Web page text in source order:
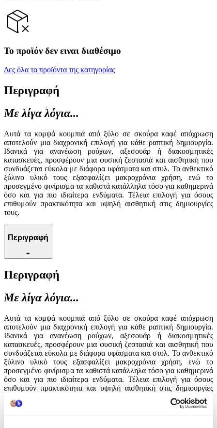
Το προϊόν δεν ειναι διαθέσιμο
Δες όλα τα προϊόντα της κατηγορίας
Περιγραφή
Με λίγα λόγια...
Αυτά τα κομψά κουμπιά από ξύλο σε σκούρα καφέ απόχρωση
αποτελούν μια διαχρονική επιλογή για κάθε ραπτική δημιουργία.
Ιδανικά για ανανέωση ρούχων, αξεσουάρ ή διακοσμητικές
κατασκευές, προσφέρουν μια φυσική ζεστασιά και αισθητική που
συνδυάζεται εύκολα με διάφορα υφάσματα και στυλ. Το ανθεκτικό
ξύλινο υλικό τους εξασφαλίζει μακροχρόνια χρήση, ενώ το
προσεγμένο φινίρισμα τα καθιστά κατάλληλα τόσο για καθημερινά
όσο και για πιο ιδιαίτερα ενδύματα. Τέλεια επιλογή για όσους
επιθυμούν πρακτικότητα και υψηλή αισθητική στις δημιουργίες
τους.
Περιγραφή
+
Περιγραφή
Με λίγα λόγια...
Αυτά τα κομψά κουμπιά από ξύλο σε σκούρα καφέ απόχρωση
αποτελούν μια διαχρονική επιλογή για κάθε ραπτική δημιουργία.
Ιδανικά για ανανέωση ρούχων, αξεσουάρ ή διακοσμητικές
κατασκευές, προσφέρουν μια φυσική ζεστασιά και αισθητική που
συνδυάζεται εύκολα με διάφορα υφάσματα και στυλ. Το ανθεκτικό
ξύλινο υλικό τους εξασφαλίζει μακροχρόνια χρήση, ενώ το
προσεγμένο φινίρισμα τα καθιστά κατάλληλα τόσο για καθημερινά
όσο και για πιο ιδιαίτερα ενδύματα. Τέλεια επιλογή για όσους
επιθυμούν πρακτικότητα και υψηλή αισθητική στις δημιουργίες
Χαρακτηριστικά